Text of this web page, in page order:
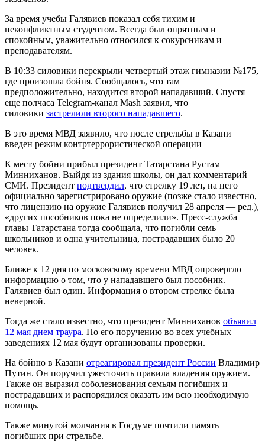
За время учебы Галявиев показал себя тихим и
неконфликтным студентом. Всегда был опрятным и
спокойным, уважительно относился к сокурсникам и
преподавателям.
В 10:33 силовики перекрыли четвертый этаж гимназии №175,
где произошла бойня. Сообщалось, что там
предположительно, находится второй нападавший. Спустя
еще полчаса Telegram-канал Mash заявил, что
силовики застрелили второго нападавшего.
В это время МВД заявило, что после стрельбы в Казани
введен режим контртеррористической операции
К месту бойни прибыл президент Татарстана Рустам
Минниханов. Выйдя из здания школы, он дал комментарий
СМИ. Президент подтвердил, что стрелку 19 лет, на него
официально зарегистрировано оружие (позже стало известно,
что лицензию на оружие Галявиев получил 28 апреля — ред.),
«других пособников пока не определили». Пресс-служба
главы Татарстана тогда сообщала, что погибли семь
школьников и одна учительница, пострадавших было 20
человек.
Ближе к 12 дня по московскому времени МВД опровергло
информацию о том, что у нападавшего был пособник.
Галявиев был один. Информация о втором стрелке была
неверной.
Тогда же стало известно, что президент Минниханов объявил
12 мая днем траура. По его поручению во всех учебных
заведениях 12 мая будут организованы проверки.
На бойню в Казани отреагировал президент России Владимир
Путин. Он поручил ужесточить правила владения оружием.
Также он выразил соболезнования семьям погибших и
пострадавших и распорядился оказать им всю необходимую
помощь.
Также минутой молчания в Госдуме почтили память
погибших при стрельбе.